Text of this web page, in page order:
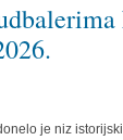
je niz